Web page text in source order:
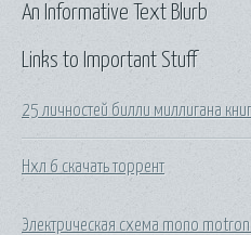
Links to Important Stuff
25 личностей билли миллигана
Нхл 6 скачать торрент
Электрическая схема mono
An Informative Text Blurb